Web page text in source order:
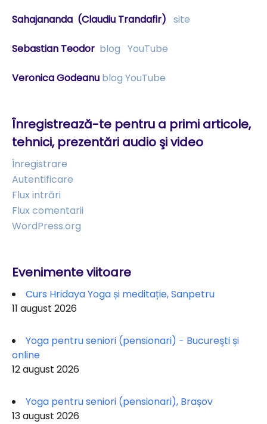
Sahajananda (Claudiu Trandafir) site
Sebastian Teodor blog YouTube
Veronica Godeanu blog YouTube
Înregistrează-te pentru a primi articole,
tehnici, prezentări audio şi video
Înregistrare
Autentificare
Flux intrări
Flux comentarii
WordPress.org
Evenimente viitoare
Curs Hridaya Yoga și meditație, Sanpetru
11 august 2026
Yoga pentru seniori (pensionari) - Bucureşti și
online
12 august 2026
Yoga pentru seniori (pensionari), Brașov
13 august 2026